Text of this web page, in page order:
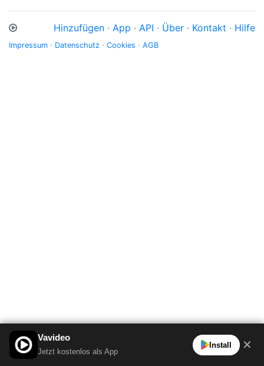
Hinzufügen · App · API · Über · Kontakt · Hilfe
Impressum · Datenschutz · Cookies · AGB
Vavideo
Jetzt kostenlos als App
Install ✕